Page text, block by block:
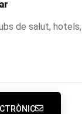
de salut,